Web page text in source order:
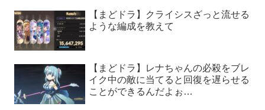
【まどドラ】クライシスざっと流せる
ような編成を教えて
【まどドラ】レナちゃんの必殺をブレ
イク中の敵に当てると回復を遅らせる
ことができるんだよぉ…